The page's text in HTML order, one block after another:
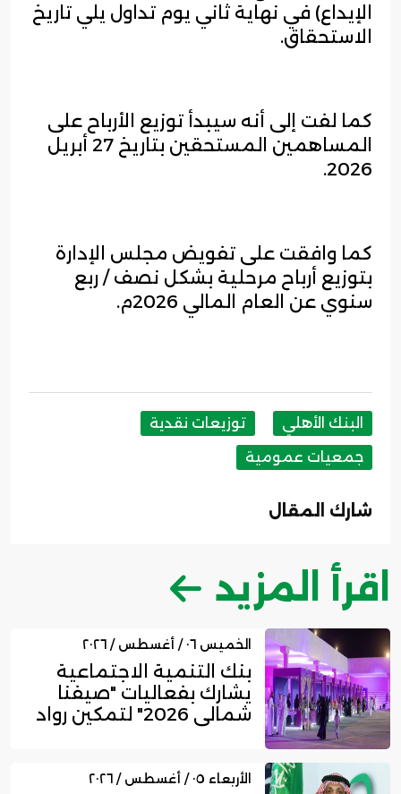
الإيداع) في نهاية ثاني يوم تداول يلي تاريخ
الاستحقاق.
كما لفت إلى أنه سيبدأ توزيع الأرباح على
المساهمين المستحقين بتاريخ 27 أبريل
2026.
كما وافقت على تفويض مجلس الإدارة
بتوزيع أرباح مرحلية بشكل نصف / ربع
سنوي عن العام المالي ‏2026م.
البنك الأهلي
توزيعات نقدية
جمعيات عمومية
شارك المقال
اقرأ المزيد
الخميس ٠٦ / أغسطس / ٢٠٢٦
بنك التنمية الاجتماعية
يشارك بفعاليات "صيفنا
شمالي 2026" لتمكين رواد
الأربعاء ٠٥ / أغسطس / ٢٠٢٦